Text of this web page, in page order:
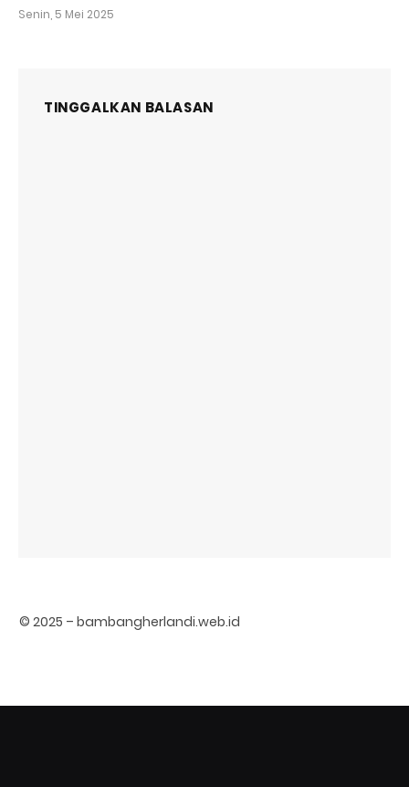
Senin, 5 Mei 2025
TINGGALKAN BALASAN
© 2025 – bambangherlandi.web.id